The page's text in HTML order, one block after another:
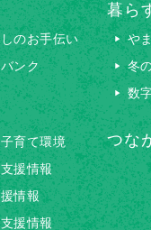
のお手伝い
ンク
育て環境
援情報
情報
援情報
暮ら
や
冬
数
つな